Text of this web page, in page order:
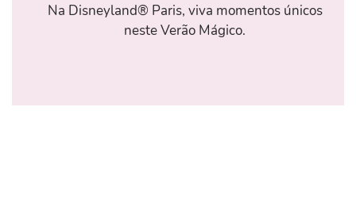
Na Disneyland® Paris, viva momentos únicos
neste Verão Mágico.